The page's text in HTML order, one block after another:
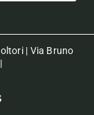
| Via Bruno